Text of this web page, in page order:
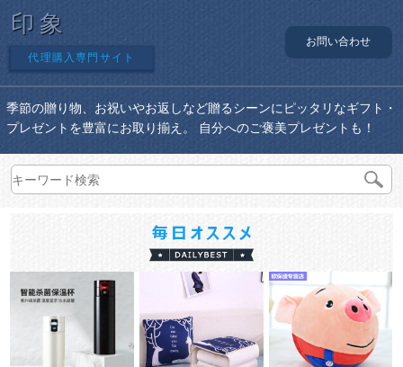
印象
代理購入専門サイト
お問い合わせ
季節の贈り物、お祝いやお返しなど贈るシーンにピッタリなギフト・
プレゼントを豊富にお取り揃え。 自分へのご褒美プレゼントも！